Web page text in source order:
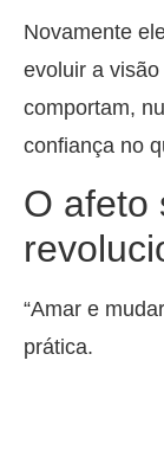
Novamente
evoluir a
comportam,
confiança no
O afeto
“Amar e
prática.